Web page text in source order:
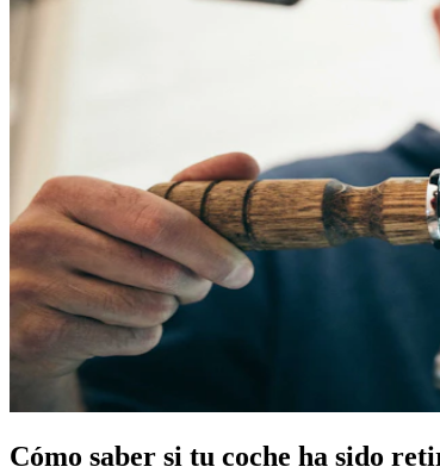
Cómo saber si tu coche ha sido